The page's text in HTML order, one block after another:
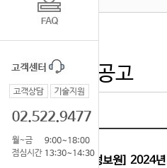
공기업 채용공고
[한국교육학술정보원] 2024